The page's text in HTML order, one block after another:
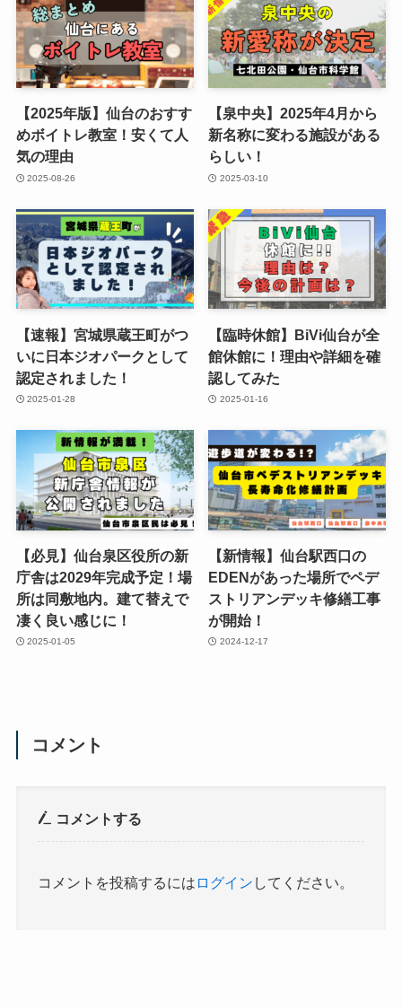
【2025年版】仙台のおすす
めボイトレ教室！安くて人
気の理由
2025-08-26
【泉中央】2025年4月から
新名称に変わる施設がある
らしい！
2025-03-10
【速報】宮城県蔵王町がつ
いに日本ジオパークとして
認定されました！
2025-01-28
【臨時休館】BiVi仙台が全
館休館に！理由や詳細を確
認してみた
2025-01-16
【必見】仙台泉区役所の新
庁舎は2029年完成予定！場
所は同敷地内。建て替えで
凄く良い感じに！
2025-01-05
【新情報】仙台駅西口の
EDENがあった場所でペデ
ストリアンデッキ修繕工事
が開始！
2024-12-17
コメント
コメントする
コメントを投稿するには ログイン してください。